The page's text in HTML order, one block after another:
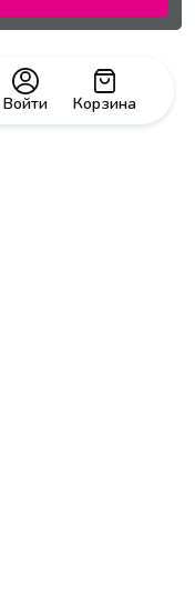
Корзина
Войти